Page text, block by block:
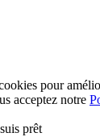
pour
acceptez notre
prêt